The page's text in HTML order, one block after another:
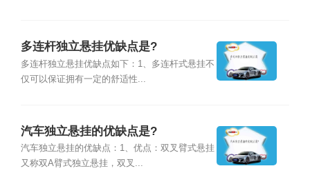
多连杆独立悬挂优缺点是?
多连杆独立悬挂优缺点如下：1、多连杆式悬挂不
仅可以保证拥有一定的舒适性...
汽车独立悬挂的优缺点是?
汽车独立悬挂的优缺点：1、优点：双叉臂式悬挂
又称双A臂式独立悬挂，双叉...